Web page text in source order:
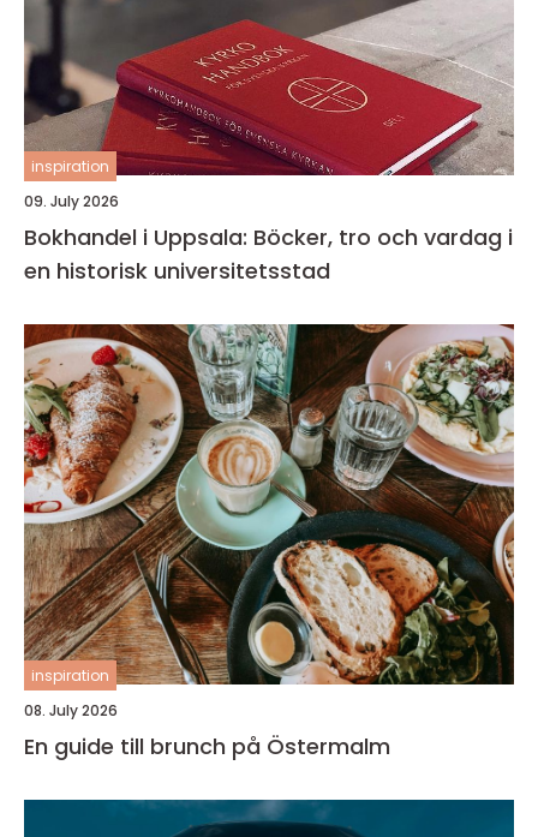
inspiration
09. July 2026
Bokhandel i Uppsala: Böcker, tro och vardag i
en historisk universitetsstad
inspiration
08. July 2026
En guide till brunch på Östermalm